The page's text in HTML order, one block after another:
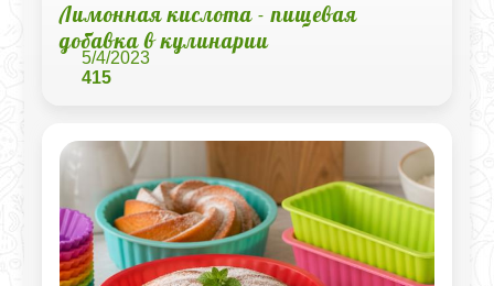
Лимонная кислота - пищевая
добавка в кулинарии
5/4/2023
415